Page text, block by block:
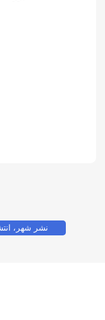
نشر شهر،